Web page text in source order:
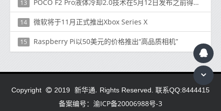
13 POCO F2 Pro液体冷却2.0技术在5月12日发布之前得到确认
14 微软将于11月正式推出Xbox Series X
15 Raspberry Pi以50美元的价格推出“高品质相机”
Copyright 2019 新华通. Rights Reserved. 联系QQ:8444415
备案编号：渝ICP备20006988号-3